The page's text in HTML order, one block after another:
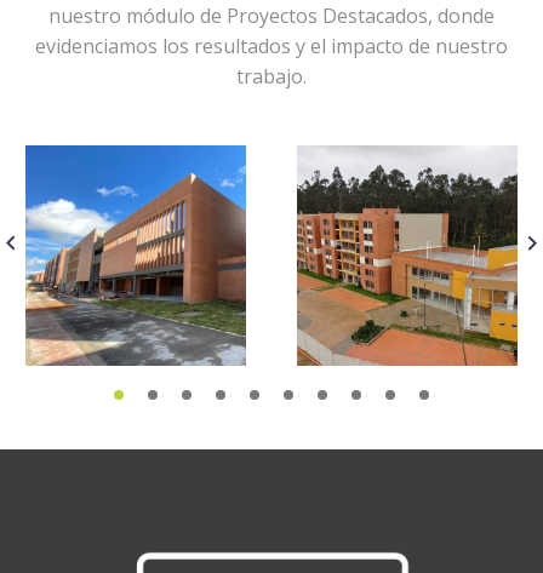
nuestro módulo de Proyectos Destacados, donde
evidenciamos los resultados y el impacto de nuestro
trabajo.